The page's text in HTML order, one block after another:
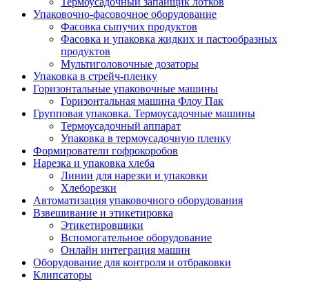
Упаковочно-фасовочное оборудование
Фасовка сыпучих продуктов
Фасовка и упаковка жидких и пастообразных
продуктов
Мультиголовочные дозаторы
Упаковка в стрейч-пленку
Горизонтальные упаковочные машины
Горизонтальная машина Флоу Пак
Групповая упаковка. Термоусадочные машины
Термоусадочный аппарат
Упаковка в термоусадочную пленку
Формирователи гофрокоробов
Нарезка и упаковка хлеба
Линии для нарезки и упаковки
Хлеборезки
Автоматизация упаковочного оборудования
Взвешивание и этикетировка
Этикетировщики
Вспомогательное оборудование
Онлайн интеграция машин
Оборудование для контроля и отбраковки
Клипсаторы